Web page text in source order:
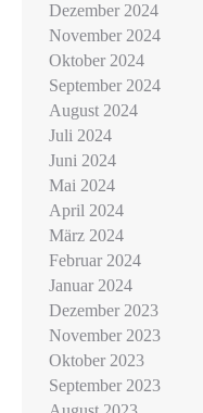
Dezember 2024
November 2024
Oktober 2024
September 2024
August 2024
Juli 2024
Juni 2024
Mai 2024
April 2024
März 2024
Februar 2024
Januar 2024
Dezember 2023
November 2023
Oktober 2023
September 2023